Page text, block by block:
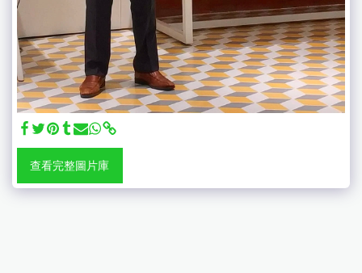
查看完整圖片庫